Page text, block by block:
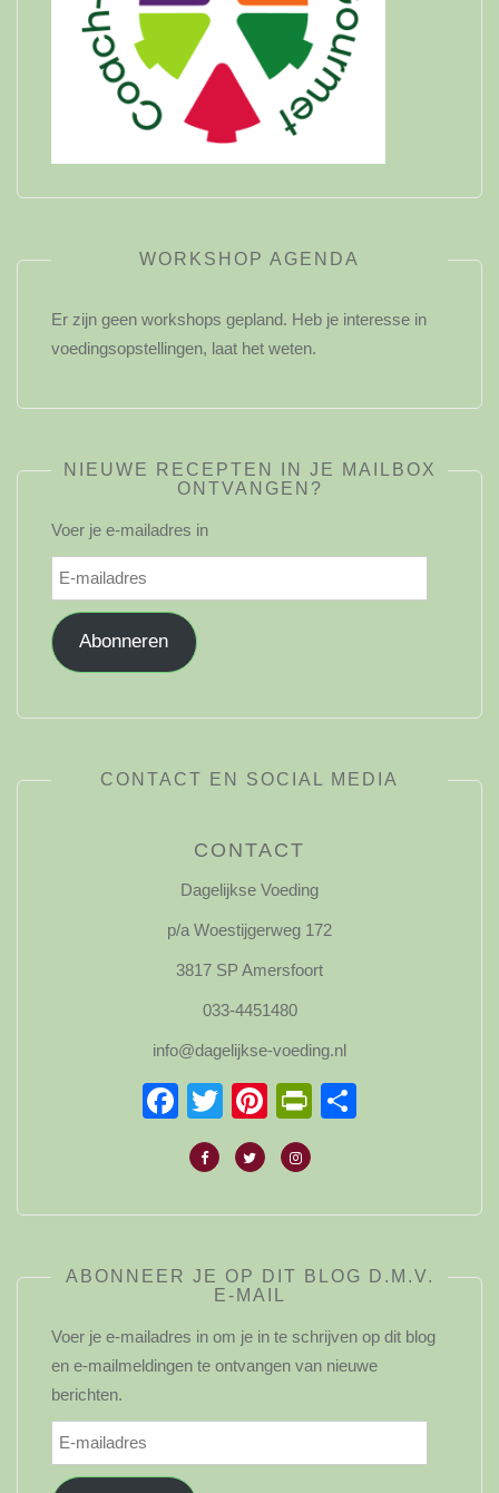
WORKSHOP AGENDA
Er zijn geen workshops gepland. Heb je interesse in
voedingsopstellingen, laat het weten.
NIEUWE RECEPTEN IN JE MAILBOX
ONTVANGEN?
Voer je e-mailadres in
E-
mailadres
Abonneren
CONTACT EN SOCIAL MEDIA
CONTACT
Dagelijkse Voeding
p/a Woestijgerweg 172
3817 SP Amersfoort
033-4451480
info@dagelijkse-voeding.nl
Facebook
TwitterPinterest
ABONNEER JE OP DIT BLOG D.M.V.
E-MAIL
Voer je e-mailadres in om je in te schrijven op dit blog
en e-mailmeldingen te ontvangen van nieuwe
berichten.
E-
mailadres